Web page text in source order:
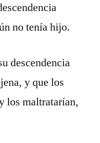
no tenía hijo.
descendencia
y que los
los maltratarían,